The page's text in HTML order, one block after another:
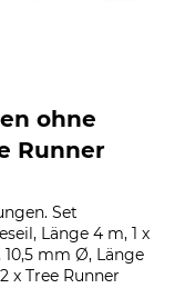
ohne
Runner
Set
Länge 4 m, 1 x
mm Ø, Länge
x Tree Runner